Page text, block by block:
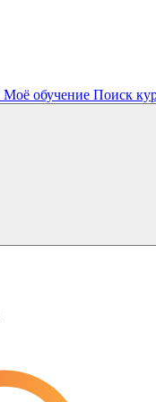
Моё обучение Поиск